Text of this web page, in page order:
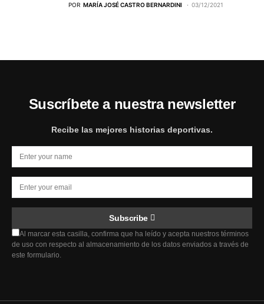
POR MARÍA JOSÉ CASTRO BERNARDINI 03/12/2021
Suscríbete a nuestra newsletter
Recibe las mejores historias deportivas.
Subscribe
Al marcar esta casilla, confirma que ha leído y acepta nuestros términos
de uso con respecto al almacenamiento de los datos enviados a través de
este formulario.